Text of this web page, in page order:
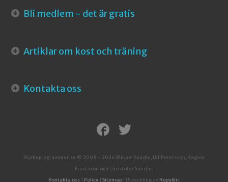
Bli medlem - det är gratis
Artiklar om kost och träning
Kontakta oss
Styrkeprogrammet.se © 2008 - 2026 Mikael Sandin, Ulf Petersson, Ragnar
Frostason och Christofer Sandin.
Kontakta oss
Policy Sitemap | Utveckling av Republic